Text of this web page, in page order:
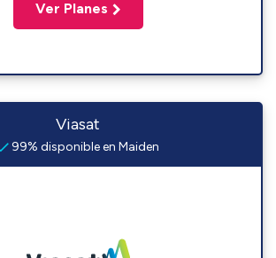
Ver Planes
Viasat
99% disponible en Maiden